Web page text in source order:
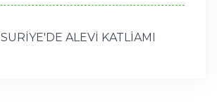
SURİYE'DE ALEVİ KATLİAMI